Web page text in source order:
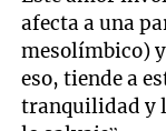
afecta a una
mesolímbico)
eso, tiende a
tranquilidad y